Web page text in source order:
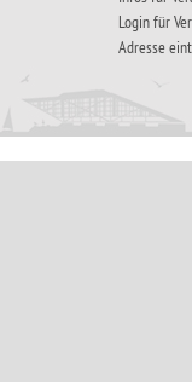
Login für
Adresse